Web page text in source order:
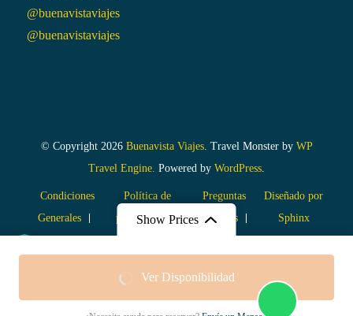
Show Prices
Ver Disponibilidad
@buenavistaviajes
@buenavistaviajes
© Copyright 2026 Buenavista Viajes Travel Monster by WP
Travel Engine.
Powered by WordPress
Condiciones
Generales
Política de
privacidad
Preguntas
Diseñado por
Sphinx
Formas
pago: